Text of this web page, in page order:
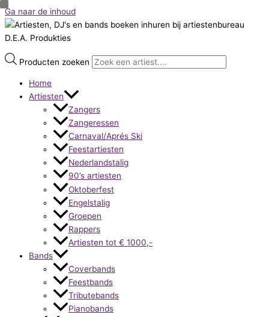
Ga naar de inhoud
Producten zoeken
Home
Artiesten
Zangers
Zangeressen
Carnaval/Aprés Ski
Feestartiesten
Nederlandstalig
90’s artiesten
Oktoberfest
Engelstalig
Groepen
Rappers
Artiesten tot € 1000,-
Bands
Coverbands
Feestbands
Tributebands
Pianobands